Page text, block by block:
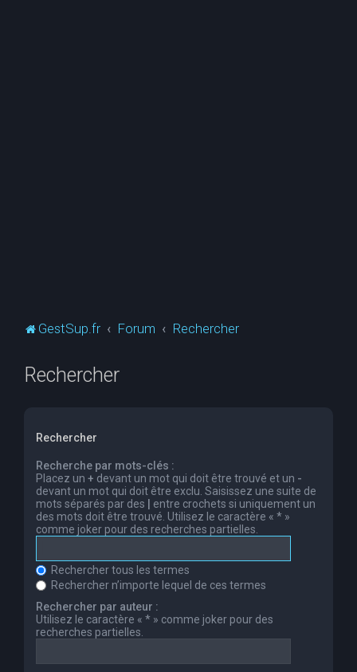
GestSup.fr Forum Rechercher
Rechercher
Rechercher
Recherche par mots-clés :
Placez un + devant un mot qui doit être trouvé et un -
devant un mot qui doit être exclu. Saisissez une suite de
mots séparés par des
entre crochets si uniquement un
des mots doit être trouvé. Utilisez le caractère « * »
comme joker pour des recherches partielles.
Rechercher tous les termes
Rechercher n’importe lequel de ces termes
Rechercher par auteur :
Utilisez le caractère « * » comme joker pour des
recherches partielles.